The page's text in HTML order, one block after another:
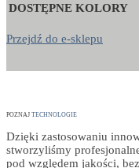
DOSTĘPNE KOLORY
Przejdź do e-sklepu
POZNAJ TECHNOLOGIE
Dzięki zastosowaniu
stworzyliśmy
pod względem jakości,